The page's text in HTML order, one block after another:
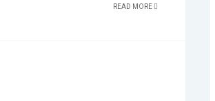
READ MORE